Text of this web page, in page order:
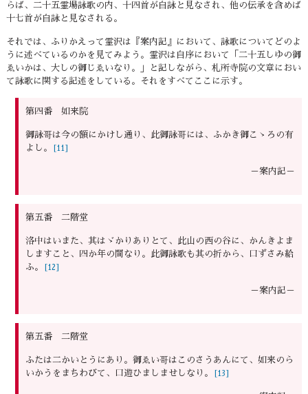
らば、二十五霊場詠歌の内、十四首が自詠と見なされ、他の伝承を含めば
十七首が自詠と見なされる。
それでは、ふりかえって霊沢は『案内記』において、詠歌についてどのよ
うに述べているのかを見てみよう。霊沢は自序において「二十五しゆの御
ゑいかは、大しの御じゑいなり。」と記しながら、札所寺院の文章におい
て詠歌に関する記述をしている。それをすべてここに示す。
第四番 如来院
御詠哥は今の額にかけし通り、此御詠哥には、ふかき御こゝろの有
よし。
[11]
－案内記－
第五番 二階堂
洛中はいまた、其はゞかりありとて、此山の西の谷に、かんきよま
しますこと、四か年の間なり。此御詠歌も其の折から、口ずさみ給
ふ。
[12]
－案内記－
第五番 二階堂
ふたは二かいとうにあり。御ゑい哥はこのさうあんにて、如来のら
いかうをまちわびて、口遊ひましませしなり。
[13]